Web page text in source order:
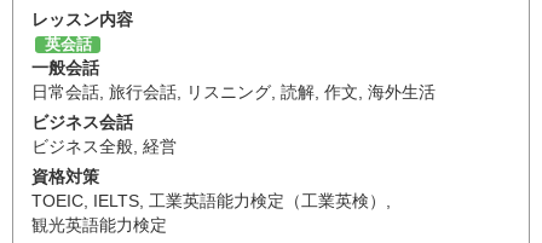
レッスン内容
英会話
一般会話
日常会話 旅行会話 リスニング 読解 作文 海外生活
ビジネス会話
ビジネス全般 経営
資格対策
TOEIC IELTS 工業英語能力検定（工業英検）
観光英語能力検定